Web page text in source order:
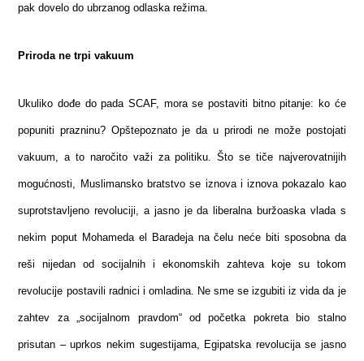
pak dovelo do ubrzanog odlaska režima.
Priroda ne trpi vakuum
Ukuliko dođe do pada SCAF, mora se postaviti bitno pitanje: ko će
popuniti prazninu? Opštepoznato je da u prirodi ne može postojati
vakuum, a to naročito važi za politiku. Što se tiče najverovatnijih
mogućnosti, Muslimansko bratstvo se iznova i iznova pokazalo kao
suprotstavljeno revoluciji, a jasno je da liberalna buržoaska vlada s
nekim poput Mohameda el Baradeja na čelu neće biti sposobna da
reši nijedan od socijalnih i ekonomskih zahteva koje su tokom
revolucije postavili radnici i omladina. Ne sme se izgubiti iz vida da je
zahtev za „socijalnom pravdom“ od početka pokreta bio stalno
prisutan – uprkos nekim sugestijama, Egipatska revolucija se jasno